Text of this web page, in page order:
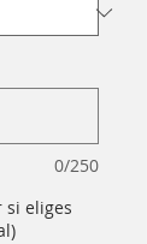
0/250
si eliges